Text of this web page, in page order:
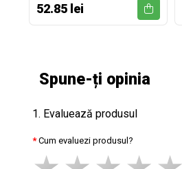
52.85 lei
Spune-ți opinia
1. Evaluează produsul
Cum evaluezi produsul?